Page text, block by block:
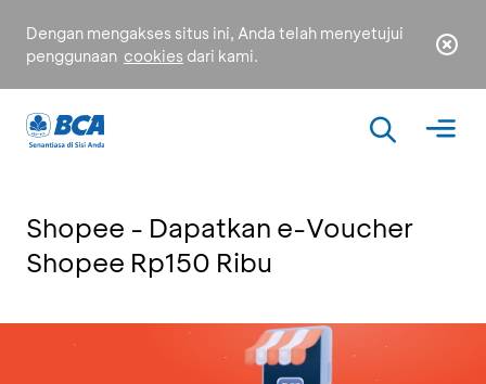
Dengan mengakses situs ini, Anda telah menyetujui
penggunaan cookies dari kami.
Shopee - Dapatkan e-Voucher
Shopee Rp150 Ribu